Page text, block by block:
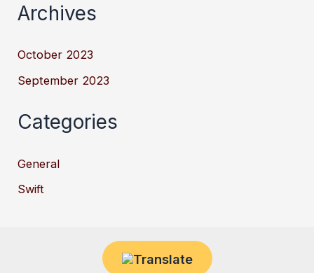
Archives
October 2023
September 2023
Categories
General
Swift